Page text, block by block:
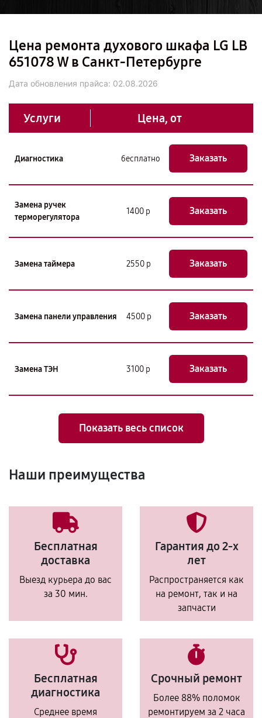
Цена ремонта духового шкафа LG LB
651078 W в Санкт-Петербурге
Дата обновления прайса: 02.08.2026
Услуги Цена, от
Диагностика бесплатно Заказать
Замена ручек
терморегулятора
1400 р Заказать
Замена таймера 2550 р Заказать
Замена панели управления 4500 р Заказать
Замена ТЭН 3100 р Заказать
Показать весь список
Наши преимущества
Бесплатная
доставка
Выезд курьера до вас
за 30 мин.
Гарантия до 2-х
лет
Распространяется как
на ремонт, так и на
запчасти
Бесплатная
диагностика
Среднее время
Срочный ремонт
Более 88% поломок
ремонтируем за 2 часа